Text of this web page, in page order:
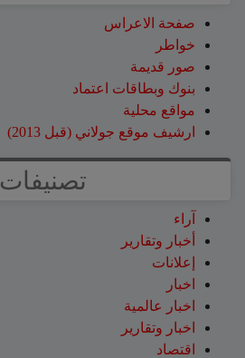
صفحة الاعراس
خواطر
صور قديمة
بنوك وبطاقات اعتماد
مواقع محلية
ارشيف موقع جولاني (قبل 2013)
تصنيفات
آراء
أخبار وتقارير
إعلانات
اخبار
اخبار عالمية
اخبار وتقارير
اقتصاد